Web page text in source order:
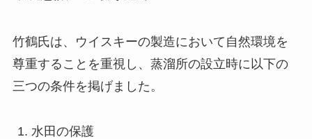
竹鶴氏は、ウイスキーの製造において自然環境を
尊重することを重視し、蒸溜所の設立時に以下の
三つの条件を掲げました。
水田の保護